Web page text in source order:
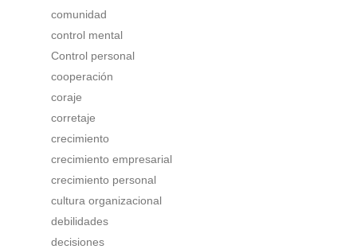
comunidad
control mental
Control personal
cooperación
coraje
corretaje
crecimiento
crecimiento empresarial
crecimiento personal
cultura organizacional
debilidades
decisiones